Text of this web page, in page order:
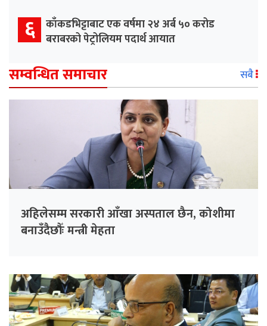
६ काँकडभिट्टाबाट एक वर्षमा २४ अर्ब ५० करोड
बराबरको पेट्रोलियम पदार्थ आयात
सम्वन्धित समाचार सबै
अहिलेसम्म सरकारी आँखा अस्पताल छैन, कोशीमा
बनाउँदैछौँः मन्त्री मेहता